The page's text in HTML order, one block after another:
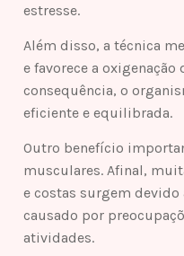
estresse.
Além disso, a técnica
e favorece a oxigenação
consequência, o
eficiente e equilibrada.
Outro benefício
musculares. Afinal,
e costas surgem
causado por
atividades.